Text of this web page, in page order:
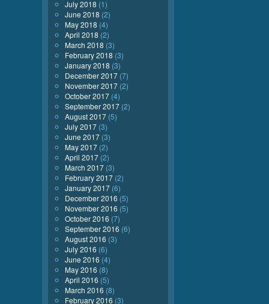
July 2018 (1)
June 2018 (2)
May 2018 (4)
April 2018 (2)
March 2018 (3)
February 2018 (3)
January 2018 (3)
December 2017 (7)
November 2017 (2)
October 2017 (4)
September 2017 (2)
August 2017 (5)
July 2017 (3)
June 2017 (3)
May 2017 (2)
April 2017 (2)
March 2017 (3)
February 2017 (2)
January 2017 (6)
December 2016 (5)
November 2016 (5)
October 2016 (7)
September 2016 (6)
August 2016 (3)
July 2016 (6)
June 2016 (4)
May 2016 (8)
April 2016 (5)
March 2016 (8)
February 2016 (3)